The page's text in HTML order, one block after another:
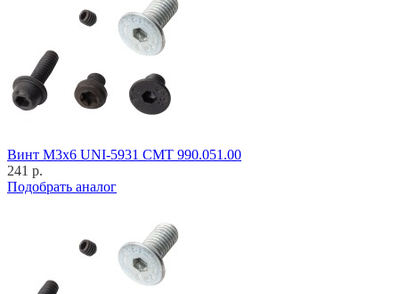
Винт M3x6 UNI-5931 CMT 990.051.00
241 р.
Подобрать аналог